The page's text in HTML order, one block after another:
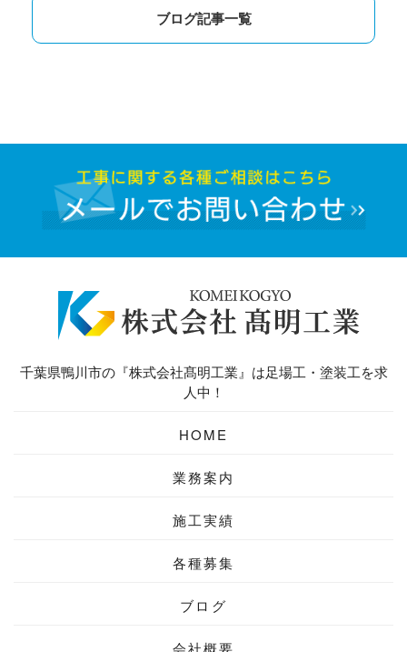
ブログ記事一覧
千葉県鴨川市の『株式会社髙明工業』は足場工・塗装工を求
人中！
HOME
業務案内
施工実績
各種募集
ブログ
会社概要